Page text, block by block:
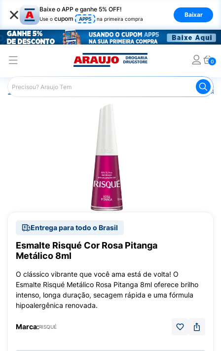
× Baixe o APP e ganhe 5% OFF!
Use o cupom APP5 na primeira compra
Baixar
0
Araujo Beleza e Cuidados
Entrega para todo o Brasil
Esmalte Risqué Cor Rosa Pitanga
Metálico 8ml
O clássico vibrante que você ama está de volta! O
Esmalte Risqué Metálico Rosa Pitanga 8ml oferece brilho
intenso, longa duração, secagem rápida e uma fórmula
hipoalergênica renovada.
Marca:RISQUÉ